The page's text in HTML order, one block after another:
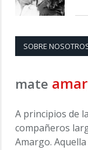
SOBRE
mate
A principios de
compañeros
Amargo.